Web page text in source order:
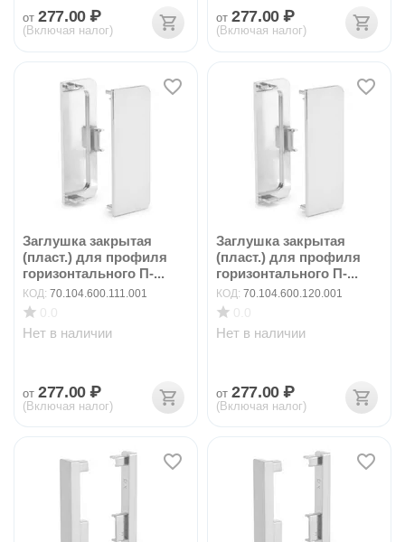
от 277.00 ₽
(Включая налог)
от 277.00 ₽
(Включая налог)
Заглушка закрытая
(пласт.) для профиля
горизонтального П-...
КОД: 70.104.600.111.001
Нет в наличии
от 277.00 ₽
(Включая налог)
Заглушка закрытая
(пласт.) для профиля
горизонтального П-...
КОД: 70.104.600.120.001
Нет в наличии
от 277.00 ₽
(Включая налог)